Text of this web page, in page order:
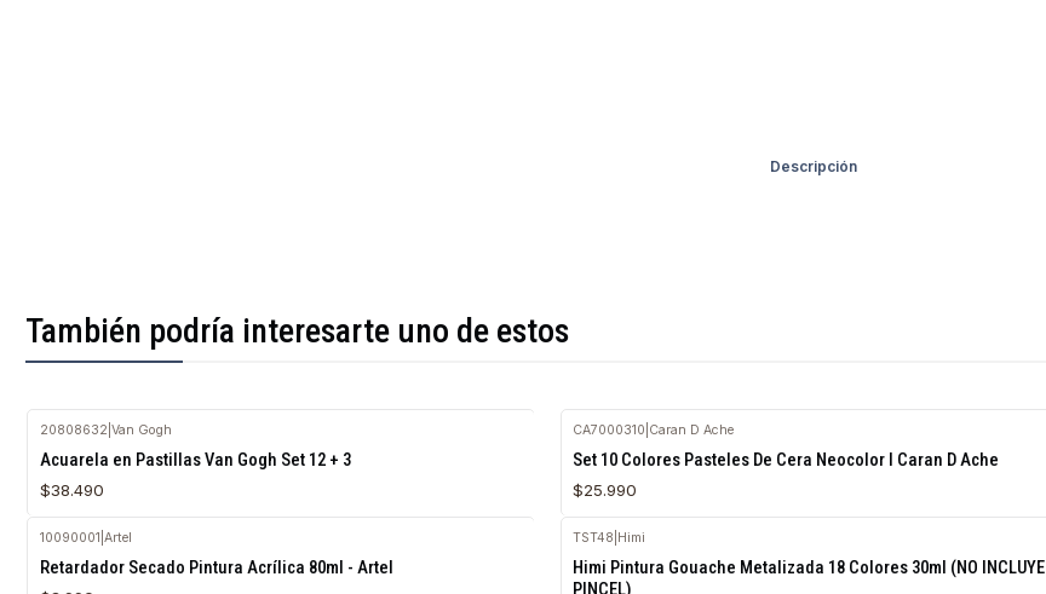
Descripción
También podría interesarte uno de estos
20808632 Van Gogh
Acuarela en Pastillas Van Gogh Set 12 + 3
$38.490
CA7000310 Caran D Ache
Set 10 Colores Pasteles De Cera Neocolor I Caran D Ache
$25.990
10090001 Artel
Retardador Secado Pintura Acrílica 80ml - Artel
TST48 Himi
Himi Pintura Gouache Metalizada 18 Colores 30ml (NO INCLUYE
PINCEL)